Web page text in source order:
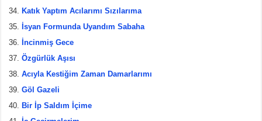
Katık Yaptım Acılarımı Sızılarıma
İsyan Formunda Uyandım Sabaha
İncinmiş Gece
Özgürlük Aşısı
Acıyla Kestiğim Zaman Damarlarımı
Göl Gazeli
Bir İp Saldım İçime